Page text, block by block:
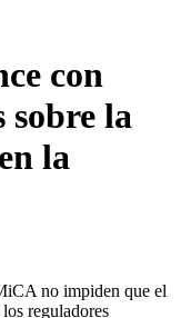
con
sobre la
la
no impiden que el
reguladores